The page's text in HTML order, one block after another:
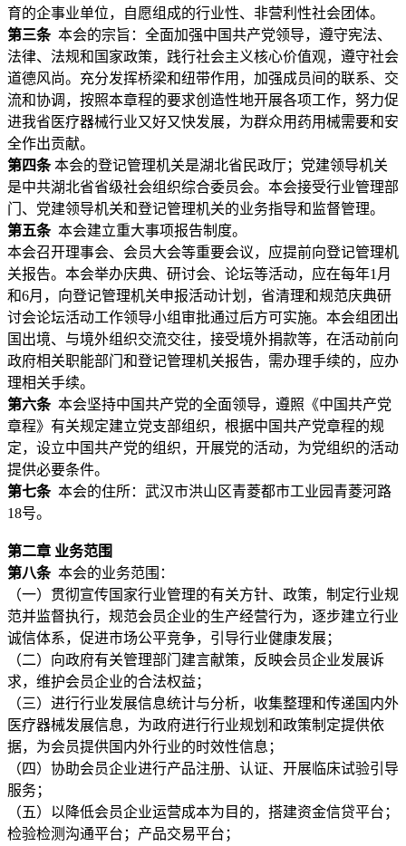
育的企事业单位，自愿组成的行业性、非营利性社会团体。
第三条本会的宗旨：全面加强中国共产党领导，遵守宪法、
法律、法规和国家政策，践行社会主义核心价值观，遵守社会
道德风尚。充分发挥桥梁和纽带作用，加强成员间的联系、交
流和协调，按照本章程的要求创造性地开展各项工作，努力促
进我省医疗器械行业又好又快发展，为群众用药用械需要和安
全作出贡献。
第四条本会的登记管理机关是湖北省民政厅；党建领导机关
是中共湖北省省级社会组织综合委员会。本会接受行业管理部
门、党建领导机关和登记管理机关的业务指导和监督管理。
第五条本会建立重大事项报告制度。
本会召开理事会、会员大会等重要会议，应提前向登记管理机
关报告。本会举办庆典、研讨会、论坛等活动，应在每年1月
和6月，向登记管理机关申报活动计划，省清理和规范庆典研
讨会论坛活动工作领导小组审批通过后方可实施。本会组团出
国出境、与境外组织交流交往，接受境外捐款等，在活动前向
政府相关职能部门和登记管理机关报告，需办理手续的，应办
理相关手续。
第六条本会坚持中国共产党的全面领导，遵照《中国共产党
章程》有关规定建立党支部组织，根据中国共产党章程的规
定，设立中国共产党的组织，开展党的活动，为党组织的活动
提供必要条件。
第七条本会的住所：武汉市洪山区青菱都市工业园青菱河路
18号。
第二章 业务范围
第八条本会的业务范围：
（一）贯彻宣传国家行业管理的有关方针、政策，制定行业规
范并监督执行，规范会员企业的生产经营行为，逐步建立行业
诚信体系，促进市场公平竞争，引导行业健康发展；
（二）向政府有关管理部门建言献策，反映会员企业发展诉
求，维护会员企业的合法权益；
（三）进行行业发展信息统计与分析，收集整理和传递国内外
医疗器械发展信息，为政府进行行业规划和政策制定提供依
据，为会员提供国内外行业的时效性信息；
（四）协助会员企业进行产品注册、认证、开展临床试验引导
服务；
（五）以降低会员企业运营成本为目的，搭建资金信贷平台；
检验检测沟通平台；产品交易平台；